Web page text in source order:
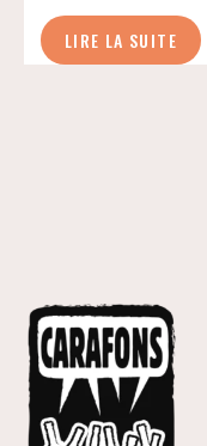
LIRE LA SUITE